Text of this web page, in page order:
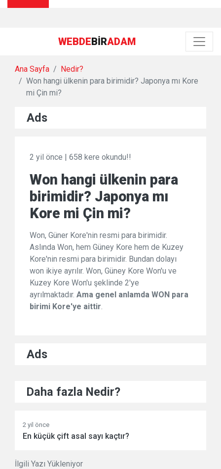
WEBDEBIRADAM
Ana Sayfa
Nedir?
Won hangi ülkenin para birimidir? Japonya mı Kore
mi Çin mi?
Ads
2 yil önce | 658 kere okundu!!
Won hangi ülkenin para
birimidir? Japonya mı
Kore mi Çin mi?
Won, Güner Kore'nin resmi para birimidir.
Aslında Won, hem Güney Kore hem de Kuzey
Kore'nin resmi para birimidir. Bundan dolayı
won ikiye ayrılır. Won, Güney Kore Won'u ve
Kuzey Kore Won'u şeklinde 2'ye
ayrılmaktadır. Ama genel anlamda WON para
birimi Kore'ye aittir.
Ads
Daha fazla Nedir?
2 yil önce
En küçük çift asal sayı kaçtır?
İlgili Yazı Yükleniyor